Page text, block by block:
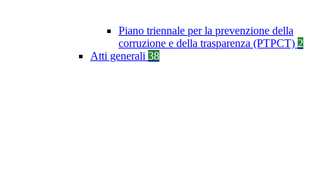
Piano triennale per la prevenzione della
corruzione e della trasparenza (PTPCT) 2
Atti generali 38